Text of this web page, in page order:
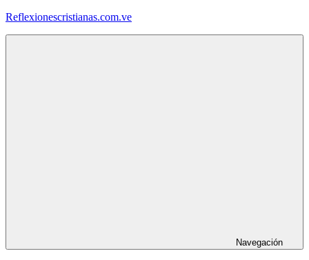
Saltar
Reflexionescristianas.com.ve
Navegación